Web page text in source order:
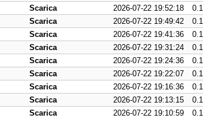
Scarica 2026-07-22 19:52:18 0.1
Scarica 2026-07-22 19:49:42 0.1
Scarica 2026-07-22 19:41:36 0.1
Scarica 2026-07-22 19:31:24 0.1
Scarica 2026-07-22 19:24:36 0.1
Scarica 2026-07-22 19:22:07 0.1
Scarica 2026-07-22 19:16:36 0.1
Scarica 2026-07-22 19:13:15 0.1
Scarica 2026-07-22 19:10:59 0.1